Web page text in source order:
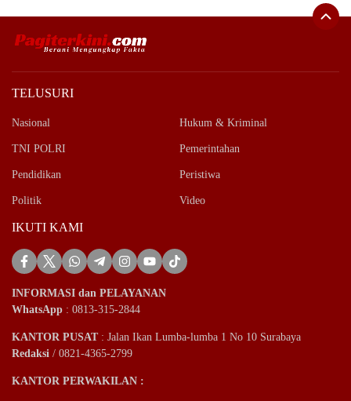
TELUSURI
Nasional Hukum & Kriminal
TNI POLRI Pemerintahan
Pendidikan Peristiwa
Politik Video
IKUTI KAMI
INFORMASI dan PELAYANAN
WhatsApp : 0813-315-2844
KANTOR PUSAT: Jalan Ikan Lumba-lumba 1 No 10 Surabaya
Redaksi / 0821-4365-2799
KANTOR PERWAKILAN :